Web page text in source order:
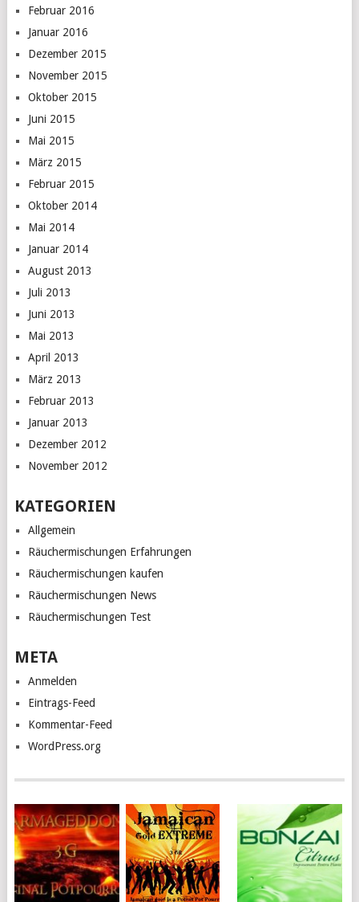
Februar 2016
Januar 2016
Dezember 2015
November 2015
Oktober 2015
Juni 2015
Mai 2015
März 2015
Februar 2015
Oktober 2014
Mai 2014
Januar 2014
August 2013
Juli 2013
Juni 2013
Mai 2013
April 2013
März 2013
Februar 2013
Januar 2013
Dezember 2012
November 2012
KATEGORIEN
Allgemein
Räuchermischungen Erfahrungen
Räuchermischungen kaufen
Räuchermischungen News
Räuchermischungen Test
META
Anmelden
Eintrags-Feed
Kommentar-Feed
WordPress.org